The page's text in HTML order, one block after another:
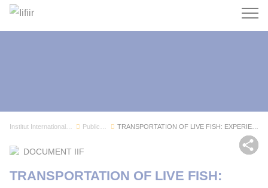
TRANSPORTATION OF LIVE FISH: EXPERIENCES WITH C...
DOCUMENT IIF
TRANSPORTATION OF LIVE FISH: